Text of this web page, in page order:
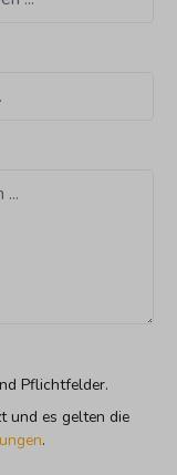
Pflichtfelder.
und es gelten die
.